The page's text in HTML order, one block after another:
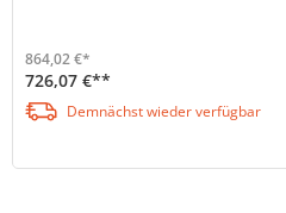
864,02 €*
726,07 €**
Demnächst wieder verfügbar